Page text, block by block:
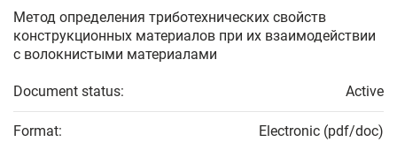
Метод определения триботехнических свойств
конструкционных материалов при их взаимодействии
с волокнистыми материалами
Document status: Active
Format: Electronic (pdf/doc)